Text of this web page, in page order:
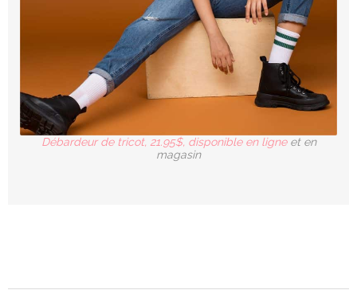
Débardeur de tricot, 21.95$, disponible en ligneet en
magasin